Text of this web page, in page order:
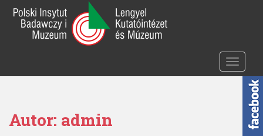
o
Autor: admin